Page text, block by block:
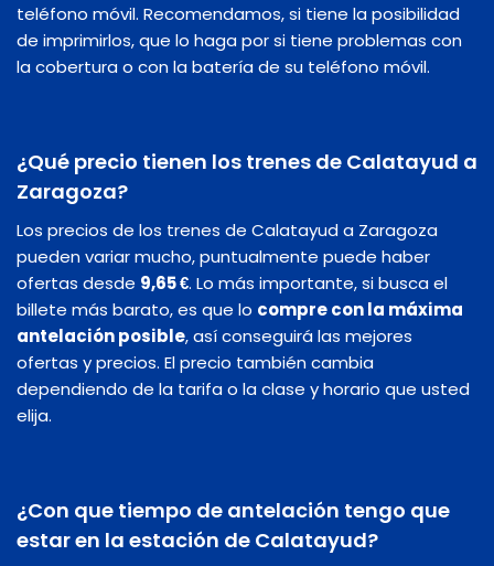
teléfono móvil. Recomendamos, si tiene la posibilidad
de imprimirlos, que lo haga por si tiene problemas con
la cobertura o con la batería de su teléfono móvil.
¿Qué precio tienen los trenes de Calatayud a
Zaragoza?
Los precios de los trenes de Calatayud a Zaragoza
pueden variar mucho, puntualmente puede haber
ofertas desde 9,65 €. Lo más importante, si busca el
billete más barato, es que lo compre con la máxima
antelación posible, así conseguirá las mejores
ofertas y precios. El precio también cambia
dependiendo de la tarifa o la clase y horario que usted
elija.
¿Con que tiempo de antelación tengo que
estar en la estación de Calatayud?